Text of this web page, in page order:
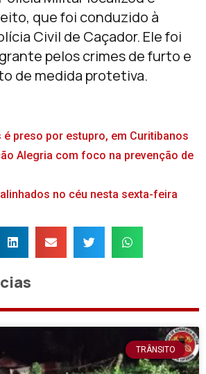
que foi conduzido à
Civil de Caçador. Ele foi
pelos crimes de furto e
de medida protetiva.
é preso por estupro, em Curitibanos
Alegria com foco na prevenção de
no céu nesta sexta-feira
TRÂNSITO